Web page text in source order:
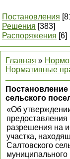
Постановления
Решения [383]
Распоряжения [6]
Главная »
Нормативные
сельского
«Об
разрешения на
участка,
Салтовского
муниципального